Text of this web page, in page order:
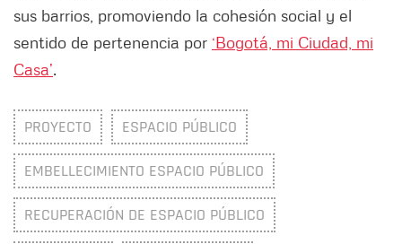
sus barrios, promoviendo la cohesión social y el
sentido de pertenencia por ‘Bogotá, mi Ciudad, mi
Casa’.
PROYECTO ESPACIO PÚBLICO
EMBELLECIMIENTO ESPACIO PÚBLICO
RECUPERACIÓN DE ESPACIO PÚBLICO